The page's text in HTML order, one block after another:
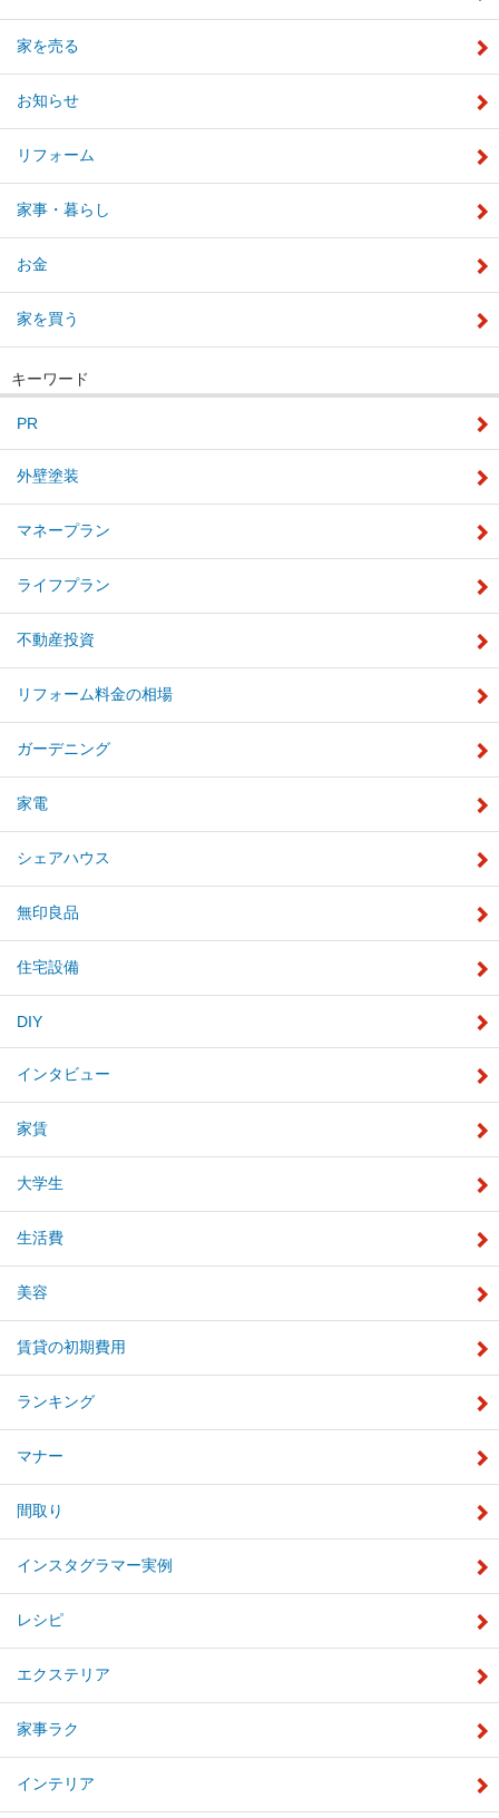
家を売る
お知らせ
リフォーム
家事・暮らし
お金
家を買う
キーワード
PR
外壁塗装
マネープラン
ライフプラン
不動産投資
リフォーム料金の相場
ガーデニング
家電
シェアハウス
無印良品
住宅設備
DIY
インタビュー
家賃
大学生
生活費
美容
賃貸の初期費用
ランキング
マナー
間取り
インスタグラマー実例
レシピ
エクステリア
家事ラク
インテリア